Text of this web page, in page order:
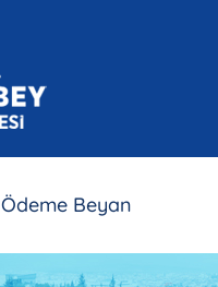
Ödeme Beyan